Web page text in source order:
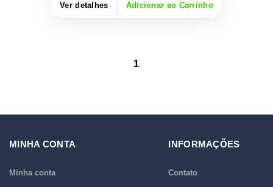
Ver detalhes Adicionar ao Carrinho
1
MINHA CONTA
Minha conta
INFORMAÇÕES
Contato